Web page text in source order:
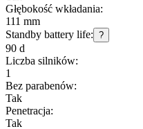
Głębokość wkładania:
111 mm
Standby battery life: ?
90 d
Liczba silników:
1
Bez parabenów:
Tak
Penetracja:
Tak